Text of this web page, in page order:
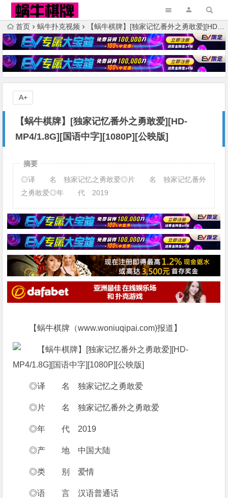
首页 蜗牛扑克视频 【蜗牛棋牌】[独家记忆番外之勇敢爱][HD-MP4/1.8G][国语中字][1080P][公映版]
【蜗牛棋牌】[独家记忆番外之勇敢爱][HD-
MP4/1.8G][国语中字][1080P][公映版]
A+
摘要
◎译 名 独家记忆之勇敢爱◎片 名 独家记忆番外
之勇敢爱◎年 代 2019
【蜗牛棋牌（www.woniuqipai.com)报道】
◎译 名 独家记忆之勇敢爱
◎片 名 独家记忆番外之勇敢爱
◎年 代 2019
◎产 地 中国大陆
◎类 别 爱情
◎语 言 汉语普通话